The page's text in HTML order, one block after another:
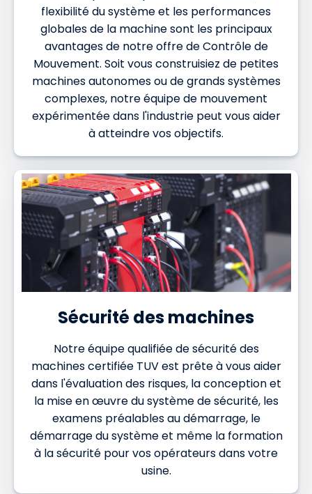
flexibilité du système et les performances
globales de la machine sont les principaux
avantages de notre offre de Contrôle de
Mouvement. Soit vous construisiez de petites
machines autonomes ou de grands systèmes
complexes, notre équipe de mouvement
expérimentée dans l'industrie peut vous aider
à atteindre vos objectifs.
Sécurité des machines
Notre équipe qualifiée de sécurité des
machines certifiée TUV est prête à vous aider
dans l'évaluation des risques, la conception et
la mise en œuvre du système de sécurité, les
examens préalables au démarrage, le
démarrage du système et même la formation
à la sécurité pour vos opérateurs dans votre
usine.